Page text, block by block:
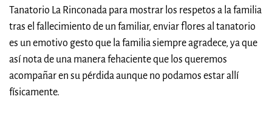
Tanatorio La Rinconada para mostrar los respetos a la familia
tras el fallecimiento de un familiar, enviar flores al tanatorio
es un emotivo gesto que la familia siempre agradece, ya que
así nota de una manera fehaciente que los queremos
acompañar en su pérdida aunque no podamos estar allí
físicamente.